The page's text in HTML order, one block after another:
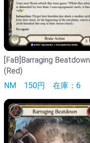
[FaB]Barraging Beatdown
(Red)
NM 150円 在庫：6